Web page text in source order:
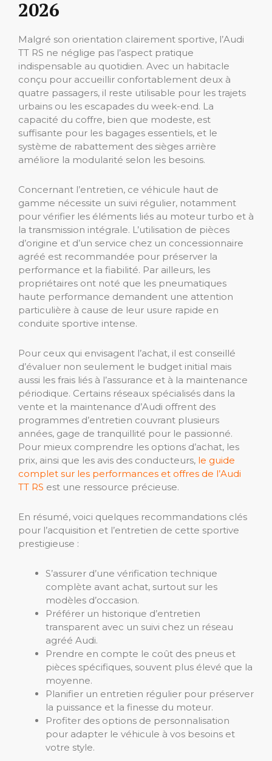
2026
Malgré son orientation clairement sportive, l’Audi
TT RS ne néglige pas l’aspect pratique
indispensable au quotidien. Avec un habitacle
conçu pour accueillir confortablement deux à
quatre passagers, il reste utilisable pour les trajets
urbains ou les escapades du week-end. La
capacité du coffre, bien que modeste, est
suffisante pour les bagages essentiels, et le
système de rabattement des sièges arrière
améliore la modularité selon les besoins.
Concernant l’entretien, ce véhicule haut de
gamme nécessite un suivi régulier, notamment
pour vérifier les éléments liés au moteur turbo et à
la transmission intégrale. L’utilisation de pièces
d’origine et d’un service chez un concessionnaire
agréé est recommandée pour préserver la
performance et la fiabilité. Par ailleurs, les
propriétaires ont noté que les pneumatiques
haute performance demandent une attention
particulière à cause de leur usure rapide en
conduite sportive intense.
Pour ceux qui envisagent l’achat, il est conseillé
d’évaluer non seulement le budget initial mais
aussi les frais liés à l’assurance et à la maintenance
périodique. Certains réseaux spécialisés dans la
vente et la maintenance d’Audi offrent des
programmes d’entretien couvrant plusieurs
années, gage de tranquillité pour le passionné.
Pour mieux comprendre les options d’achat, les
prix, ainsi que les avis des conducteurs, le guide
complet sur les performances et offres de l’Audi
TT RS est une ressource précieuse.
En résumé, voici quelques recommandations clés
pour l’acquisition et l’entretien de cette sportive
prestigieuse :
S’assurer d’une vérification technique
complète avant achat, surtout sur les
modèles d’occasion.
Préférer un historique d’entretien
transparent avec un suivi chez un réseau
agréé Audi.
Prendre en compte le coût des pneus et
pièces spécifiques, souvent plus élevé que la
moyenne.
Planifier un entretien régulier pour préserver
la puissance et la finesse du moteur.
Profiter des options de personnalisation
pour adapter le véhicule à vos besoins et
votre style.